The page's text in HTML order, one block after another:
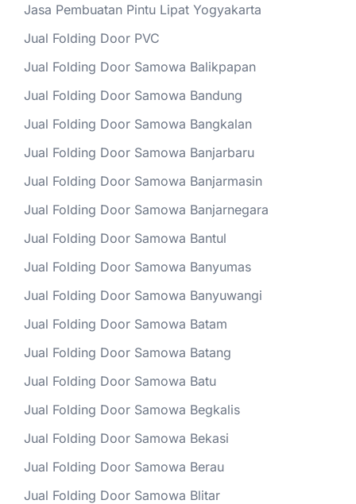
Jasa Pembuatan Pintu Lipat Yogyakarta
Jual Folding Door PVC
Jual Folding Door Samowa Balikpapan
Jual Folding Door Samowa Bandung
Jual Folding Door Samowa Bangkalan
Jual Folding Door Samowa Banjarbaru
Jual Folding Door Samowa Banjarmasin
Jual Folding Door Samowa Banjarnegara
Jual Folding Door Samowa Bantul
Jual Folding Door Samowa Banyumas
Jual Folding Door Samowa Banyuwangi
Jual Folding Door Samowa Batam
Jual Folding Door Samowa Batang
Jual Folding Door Samowa Batu
Jual Folding Door Samowa Begkalis
Jual Folding Door Samowa Bekasi
Jual Folding Door Samowa Berau
Jual Folding Door Samowa Blitar